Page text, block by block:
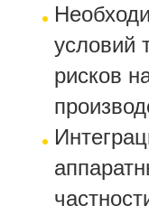
условий
рисков